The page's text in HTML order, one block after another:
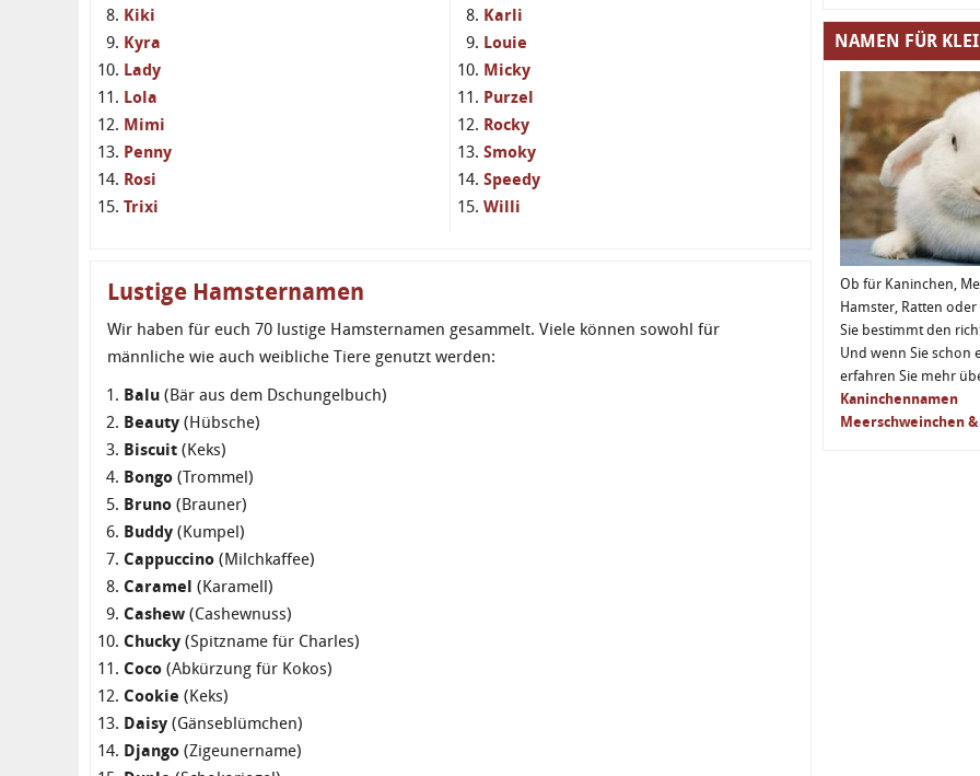
Kiki
Kyra
Lady
Lola
Mimi
Penny
Rosi
Trixi
Karli
Louie
Micky
Purzel
Rocky
Smoky
Speedy
Willi
Lustige Hamsternamen
Wir haben für euch 70 lustige Hamsternamen gesammelt. Viele können sowohl für
männliche wie auch weibliche Tiere genutzt werden:
Balu (Bär aus dem Dschungelbuch)
Beauty (Hübsche)
Biscuit (Keks)
Bongo (Trommel)
Bruno (Brauner)
Buddy (Kumpel)
Cappuccino (Milchkaffee)
Caramel (Karamell)
Cashew (Cashewnuss)
Chucky (Spitzname für Charles)
Coco (Abkürzung für Kokos)
Cookie (Keks)
Daisy (Gänseblümchen)
Django (Zigeunername)
NAMEN FÜR
Ob für Kaninchen,
Hamster, Ratten
Sie bestimmt den
Und wenn Sie schon
erfahren Sie mehr
Kaninchennamen
Meerschweinchen &